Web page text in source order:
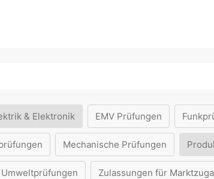
& Elektronik EMV Prüfungen
Mechanische Prüfungen
Umweltprüfungen Zulassungen für